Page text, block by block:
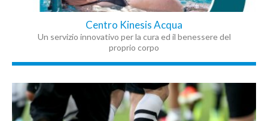
Centro Kinesis Acqua
Un servizio innovativo per la cura ed il benessere del
proprio corpo